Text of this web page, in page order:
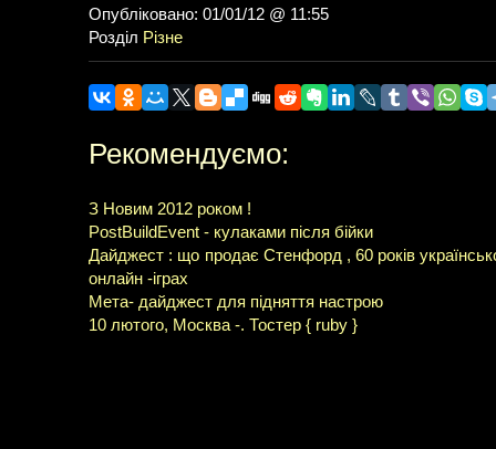
Опубліковано: 01/01/12 @ 11:55
Розділ Різне
Рекомендуємо:
З Новим 2012 роком !
PostBuildEvent - кулаками після бійки
Дайджест : що продає Стенфорд , 60 років
онлайн -іграх
Мета- дайджест для підняття настрою
10 лютого, Москва -. Тостер { ruby }